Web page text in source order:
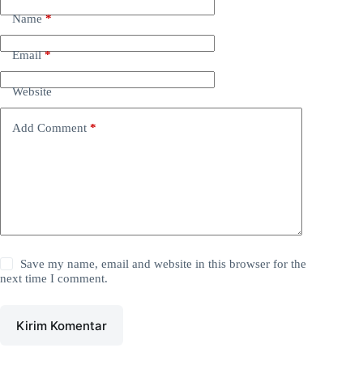
Name*
Email*
Website
Add Comment *
Save my name, email and website in this browser for the
next time I comment.
Kirim Komentar